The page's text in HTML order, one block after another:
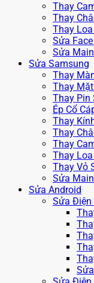
Thay
Thay
Thay
Sửa
Sửa
Sửa Samsung
Thay
Thay
Thay Pin
Ép Cổ
Thay
Thay
Thay
Thay
Thay Vỏ
Sửa
Sửa Android
Sửa Điện